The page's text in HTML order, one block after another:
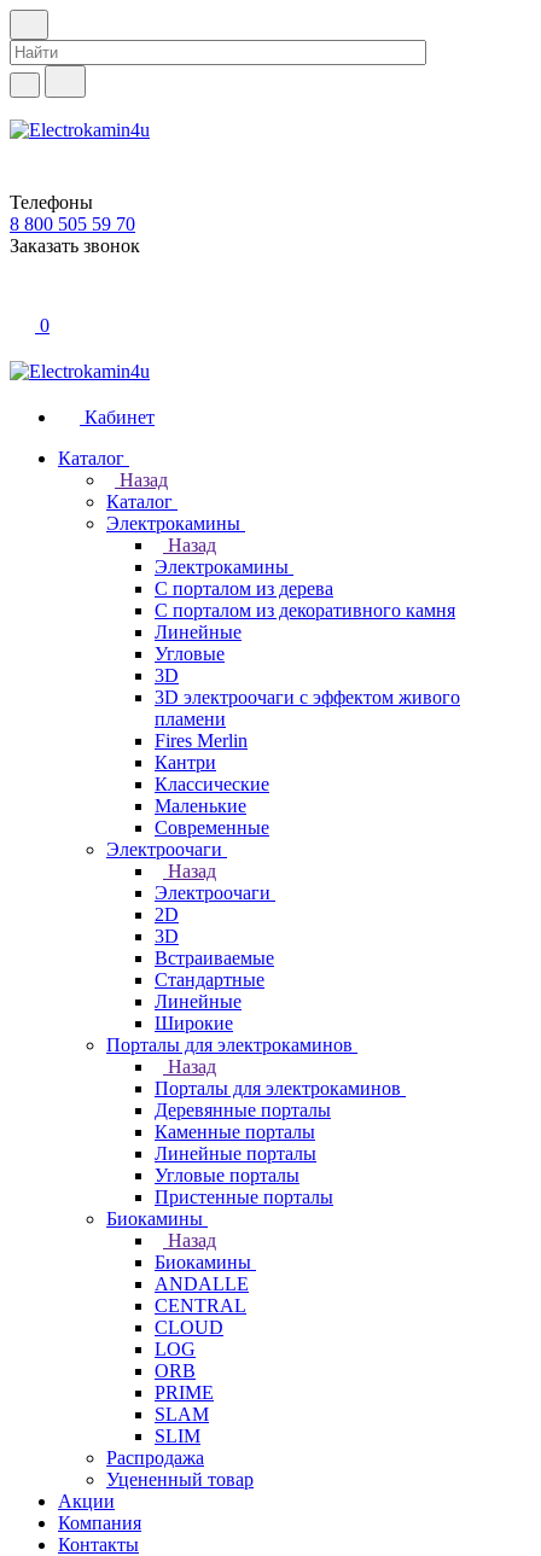
Телефоны
8 800 505 59 70
Заказать звонок
0
Кабинет
Каталог
Назад
Каталог
Электрокамины
Назад
Электрокамины
С порталом из дерева
С порталом из декоративного камня
Линейные
Угловые
3D
3D электроочаги с эффектом живого
пламени
Fires Merlin
Кантри
Классические
Маленькие
Современные
Электроочаги
Назад
Электроочаги
2D
3D
Встраиваемые
Стандартные
Линейные
Широкие
Порталы для электрокаминов
Назад
Порталы для электрокаминов
Деревянные порталы
Каменные порталы
Линейные порталы
Угловые порталы
Пристенные порталы
Биокамины
Назад
Биокамины
ANDALLE
CENTRAL
CLOUD
LOG
ORB
PRIME
SLAM
SLIM
Распродажа
Уцененный товар
Акции
Компания
Контакты